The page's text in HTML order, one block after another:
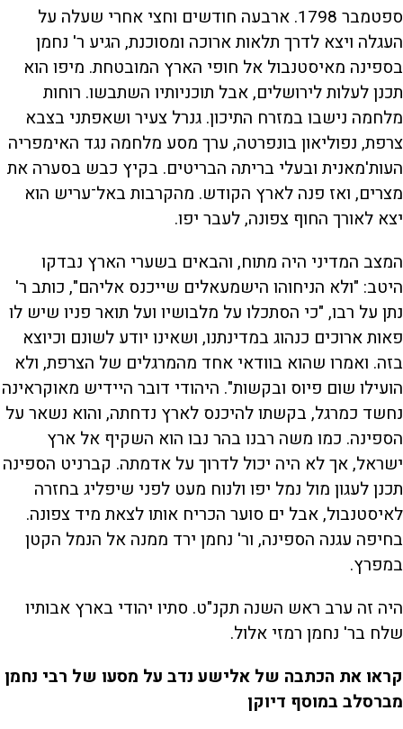
ספטמבר 1798. ארבעה חודשים וחצי אחרי שעלה על
העגלה ויצא לדרך תלאות ארוכה ומסוכנת, הגיע ר' נחמן
בספינה מאיסטנבול אל חופי הארץ המובטחת. מיפו הוא
תכנן לעלות לירושלים, אבל תוכניותיו השתבשו. רוחות
מלחמה נישבו במזרח התיכון. גנרל צעיר ושאפתני בצבא
צרפת, נפוליאון בונפרטה, ערך מסע מלחמה נגד האימפריה
העות'מאנית ובעלי בריתה הבריטים. בקיץ כבש בסערה את
מצרים, ואז פנה לארץ הקודש. מהקרבות באל־עריש הוא
יצא לאורך החוף צפונה, לעבר יפו.
המצב המדיני היה מתוח, והבאים בשערי הארץ נבדקו
היטב: "ולא הניחוהו הישמעאלים שייכנס אליהם", כותב ר'
נתן על רבו, "כי הסתכלו על מלבושיו ועל תואר פניו שיש לו
פאות ארוכים כנהוג במדינתנו, ושאינו יודע לשונם וכיוצא
בזה. ואמרו שהוא בוודאי אחד מהמרגלים של הצרפת, ולא
הועילו שום פיוס ובקשות". היהודי דובר היידיש מאוקראינה
נחשד כמרגל, בקשתו להיכנס לארץ נדחתה, והוא נשאר על
הספינה. כמו משה רבנו בהר נבו הוא השקיף אל ארץ
ישראל, אך לא היה יכול לדרוך על אדמתה. קברניט הספינה
תכנן לעגון מול נמל יפו ולנוח מעט לפני שיפליג בחזרה
לאיסטנבול, אבל ים סוער הכריח אותו לצאת מיד צפונה.
בחיפה עגנה הספינה, ור' נחמן ירד ממנה אל הנמל הקטן
במפרץ.
היה זה ערב ראש השנה תקנ"ט. סתיו יהודי בארץ אבותיו
שלח בר' נחמן רמזי אלול.
קראו את הכתבה של אלישע נדב על מסעו של רבי נחמן
מברסלב במוסף דיוקן